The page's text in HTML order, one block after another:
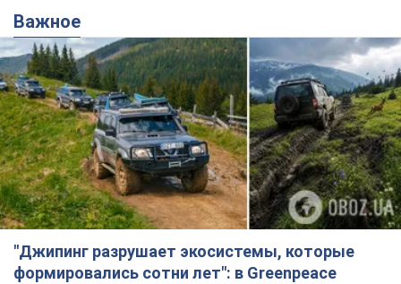
Важное
"Джипинг разрушает экосистемы, которые
формировались сотни лет": в Greenpeace